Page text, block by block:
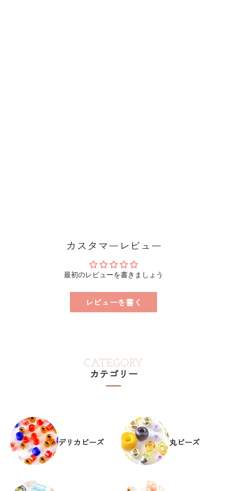
カスタマーレビュー
最初のレビューを書きましょう
レビューを書く
カテゴリー
CATEGORY
デリカビーズ 丸ビーズ